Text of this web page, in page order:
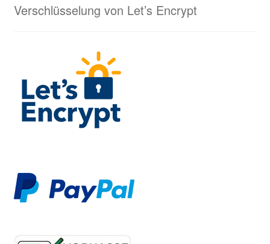
Verschlüsselung von Let’s Encrypt